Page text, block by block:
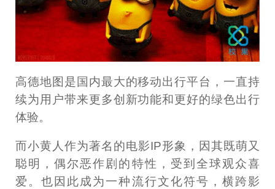
高德地图是国内最大的移动出行平台，一直持
续为用户带来更多创新功能和更好的绿色出行
体验。
而小黄人作为著名的电影IP形象，因其既萌又
聪明，偶尔恶作剧的特性，受到全球观众喜
爱。也因此成为一种流行文化符号，横跨影